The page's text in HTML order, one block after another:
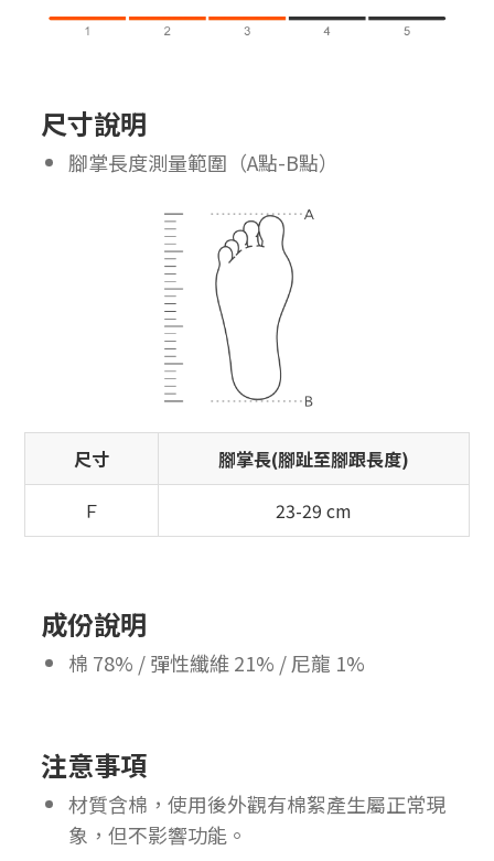
尺寸說明
腳掌長度測量範圍（A點-B點）
尺寸
腳掌長(腳趾至腳跟長度)
Ｆ
23-29 cm
成份說明
棉 78% / 彈性纖維 21% / 尼龍 1%
注意事項
材質含棉，使用後外觀有棉絮產生屬正常現
象，但不影響功能。